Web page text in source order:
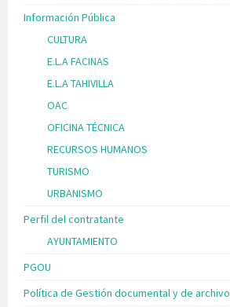
Información Pública
CULTURA
E.L.A FACINAS
E.L.A TAHIVILLA
OAC
OFICINA TÉCNICA
RECURSOS HUMANOS
TURISMO
URBANISMO
Perfil del contratante
AYUNTAMIENTO
PGOU
Política de Gestión documental y de archivo